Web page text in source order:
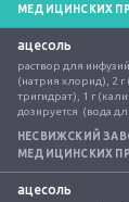
МЕДИЦИНСКИХ
ацесоль
раствор для
(натрия хлорид), 2 г
тригидрат), 1 г
дозируется  (вода
НЕСВИЖСКИЙ
МЕДИЦИНСКИХ
ацесоль